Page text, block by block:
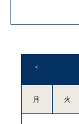
月 火